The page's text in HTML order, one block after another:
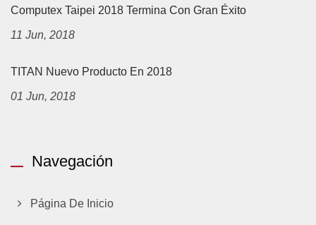
Computex Taipei 2018 Termina Con Gran Éxito
11 Jun, 2018
TITAN Nuevo Producto En 2018
01 Jun, 2018
Navegación
Página De Inicio